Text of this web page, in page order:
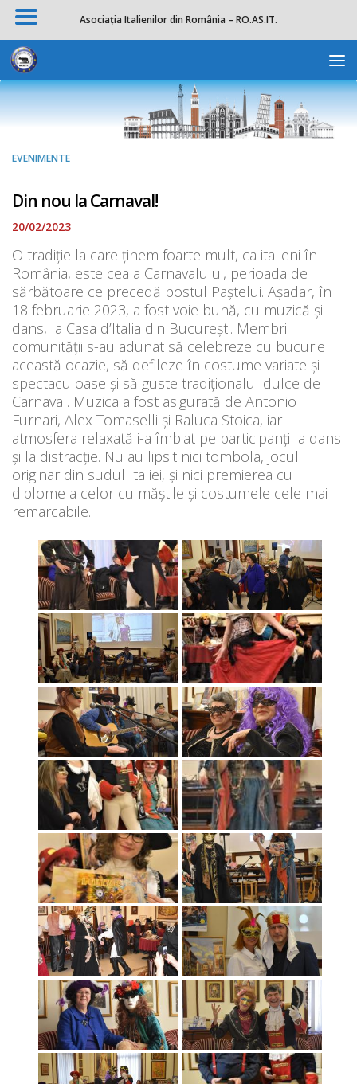
Skip to content
EVENIMENTE
Din nou la Carnaval!
20/02/2023
O tradiție la care ținem foarte mult, ca italieni în
România, este cea a Carnavalului, perioada de
sărbătoare ce precedă postul Paștelui. Așadar, în
18 februarie 2023, a fost voie bună, cu muzică și
dans, la Casa d’Italia din București. Membrii
comunității s-au adunat să celebreze cu bucurie
această ocazie, să defileze în costume variate și
spectaculoase și să guste tradiționalul dulce de
Carnaval. Muzica a fost asigurată de Antonio
Furnari, Alex Tomaselli și Raluca Stoica, iar
atmosfera relaxată i-a îmbiat pe participanți la dans
și la distracție. Nu au lipsit nici tombola, jocul
originar din sudul Italiei, și nici premierea cu
diplome a celor cu măștile și costumele cele mai
remarcabile.
Asociația Italienilor din România – RO.AS.IT.